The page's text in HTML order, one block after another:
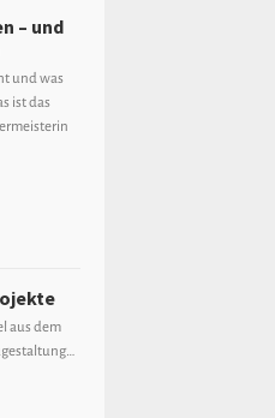
– und
und was
ist das
aus dem